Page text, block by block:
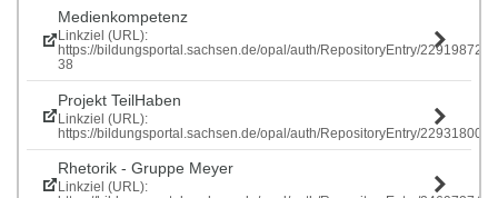
Medienkompetenz
Linkziel (URL):
https://bildungsportal.sachsen.de/opal/auth/RepositoryEntry/
38
Projekt TeilHaben
Linkziel (URL):
https://bildungsportal.sachsen.de/opal/auth/RepositoryEntry/
Rhetorik - Gruppe Meyer
Linkziel (URL):